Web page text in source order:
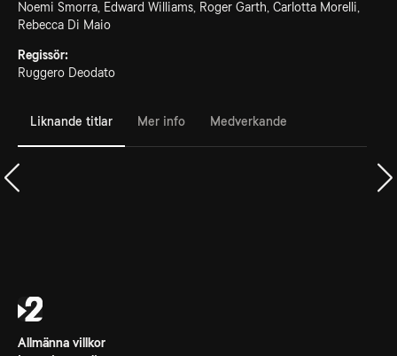
Noemi Smorra, Edward Williams, Roger Garth, Carlotta Morelli,
Rebecca Di Maio
Regissör:
Ruggero Deodato
Liknande titlar Mer info Medverkande
Allmänna villkor